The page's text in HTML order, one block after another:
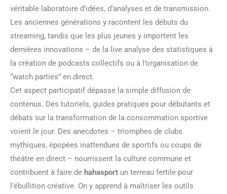
véritable laboratoire d’idées, d’analyses et de transmission.
Les anciennes générations y racontent les débuts du
streaming, tandis que les plus jeunes y importent les
dernières innovations – de la live analyse des statistiques à
la création de podcasts collectifs ou à l’organisation de
“watch parties” en direct.
Cet aspect participatif dépasse la simple diffusion de
contenus. Des tutoriels, guides pratiques pour débutants et
débats sur la transformation de la consommation sportive
voient le jour. Des anecdotes – triomphes de clubs
mythiques, épopées inattendues de sportifs ou coups de
théâtre en direct – nourrissent la culture commune et
contribuent à faire de hahasport un terreau fertile pour
l’ébullition créative. On y apprend à maîtriser les outils